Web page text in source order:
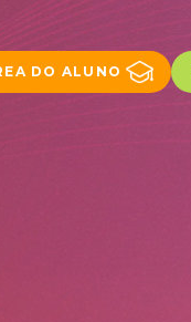
DO ALUNO